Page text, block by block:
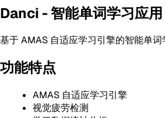
Danci - 智能单词学习应用
基于 AMAS 自适应学习引擎的智能单词
功能特点
AMAS 自适应学习引擎
视觉疲劳检测